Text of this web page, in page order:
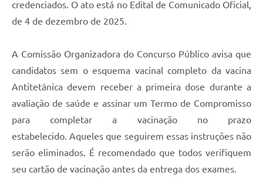
credenciados. O ato está no Edital de Comunicado Oficial,
de 4 de dezembro de 2025.
A Comissão Organizadora do Concurso Público avisa que
candidatos sem o esquema vacinal completo da vacina
Antitetânica devem receber a primeira dose durante a
avaliação de saúde e assinar um Termo de Compromisso
para completar a vacinação no prazo
estabelecido. Aqueles que seguirem essas instruções não
serão eliminados. É recomendado que todos verifiquem
seu cartão de vacinação antes da entrega dos exames.